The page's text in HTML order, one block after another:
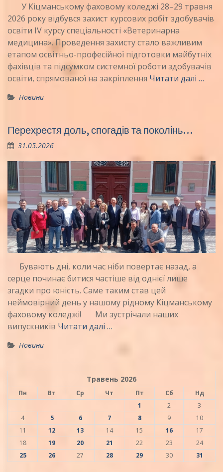
У Кіцманському фаховому коледжі 28–29 травня
2026 року відбувся захист курсових робіт здобувачів
освіти IV курсу спеціальності «Ветеринарна
медицина». Проведення захисту стало важливим
етапом освітньо-професійної підготовки майбутніх
фахівців та підсумком системної роботи здобувачів
освіти, спрямованої на закріплення Читати далі …
Новини
Перехрестя доль, спогадів та поколінь…
31.05.2026
Бувають дні, коли час ніби повертає назад, а
серце починає битися частіше від однієї лише
згадки про юність. Саме таким став цей
неймовірний день у нашому рідному Кіцманському
фаховому коледжі! Ми зустрічали наших
випускників Читати далі …
Новини
Травень 2026
Пн Вт Ср Чт Пт Сб
Нд
1
2
3
4
5 6 7 8 9
10
11
12 13 14 15 16
17
18
19 20 21 22 23
24
25
26 27 28 29 30 31